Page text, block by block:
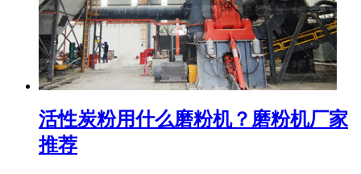
活性炭粉用什么磨粉机？磨粉机厂家
推荐